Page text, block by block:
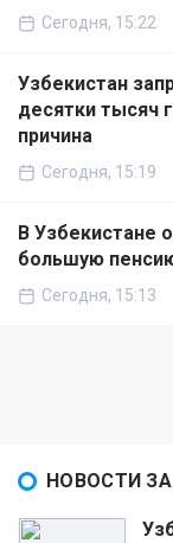
Сегодня, 15:22
Узбекистан
десятки тысяч
причина
Сегодня, 15:19
В Узбекистане
большую
Сегодня, 15:13
НОВОСТИ